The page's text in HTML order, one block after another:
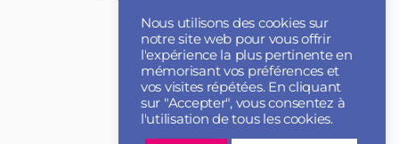
92150 Puteaux
Nous utilisons des cookies sur
notre site web pour vous offrir
l'expérience la plus pertinente en
mémorisant vos préférences et
vos visites répétées. En cliquant
sur "Accepter", vous consentez à
l'utilisation de tous les cookies.